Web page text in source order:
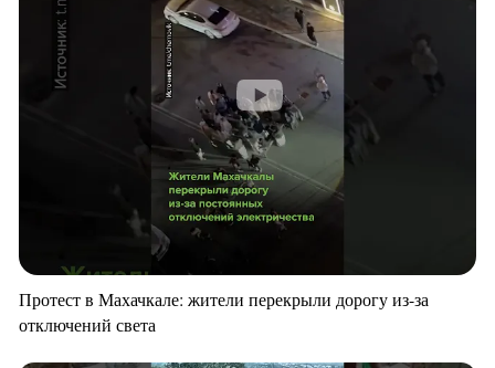
Протест в Махачкале: жители перекрыли дорогу из-за
отключений света